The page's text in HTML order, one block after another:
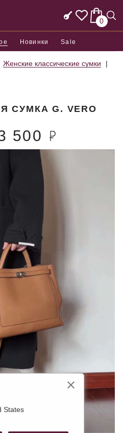
0
Новинки Sale
Женские классические сумки
СУМКА G. VERO
500
States